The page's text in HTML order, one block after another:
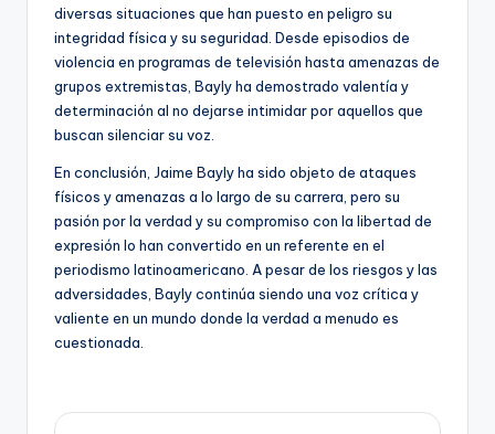
diversas situaciones que han puesto en peligro su
integridad física y su seguridad. Desde episodios de
violencia en programas de televisión hasta amenazas de
grupos extremistas, Bayly ha demostrado valentía y
determinación al no dejarse intimidar por aquellos que
buscan silenciar su voz.
En conclusión, Jaime Bayly ha sido objeto de ataques
físicos y amenazas a lo largo de su carrera, pero su
pasión por la verdad y su compromiso con la libertad de
expresión lo han convertido en un referente en el
periodismo latinoamericano. A pesar de los riesgos y las
adversidades, Bayly continúa siendo una voz crítica y
valiente en un mundo donde la verdad a menudo es
cuestionada.